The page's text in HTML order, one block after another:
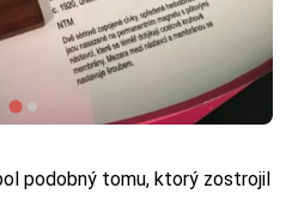
podobný tomu, ktorý zostrojil